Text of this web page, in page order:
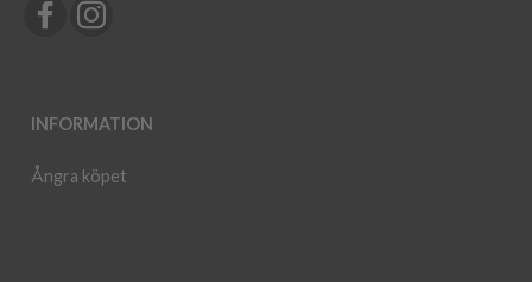
INFORMATION
Ångra köpet